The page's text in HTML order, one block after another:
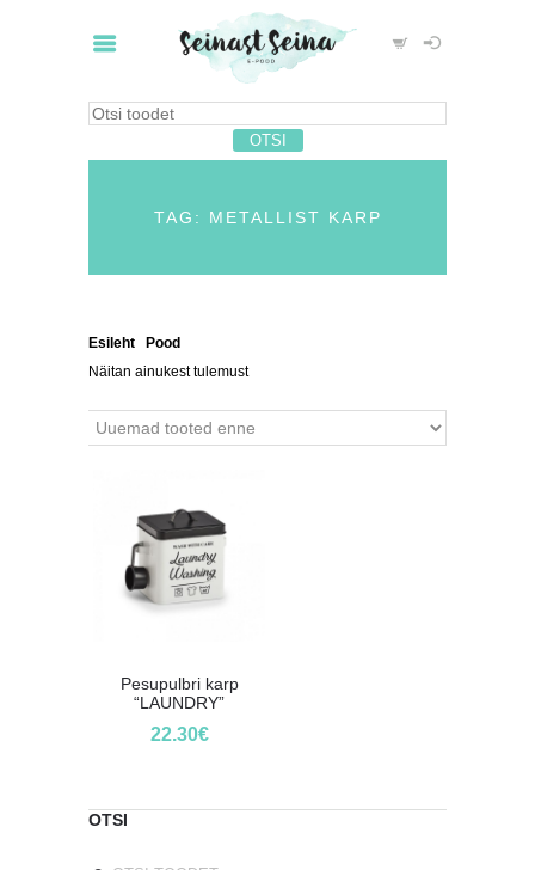
TAG: METALLIST KARP
Esileht Pood
Näitan ainukest tulemust
Pesupulbri karp
“LAUNDRY”
22.30€
OTSI